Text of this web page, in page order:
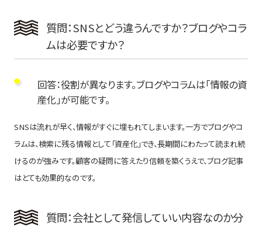
質問：SNSとどう違うんですか？ブログやコラ
ムは必要ですか？
回答：役割が異なります。ブログやコラムは「情報の資
産化」が可能です。
SNSは流れが早く、情報がすぐに埋もれてしまいます。一方でブログやコ
ラムは、検索に残る情報として「資産化」でき、長期間にわたって読まれ続
けるのが強みです。顧客の疑問に答えたり信頼を築くうえで、ブログ記事
はとても効果的なのです。
質問：会社として発信していい内容なのか分